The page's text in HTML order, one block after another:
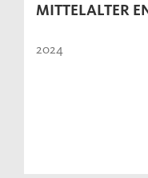
MITTELALTER
2024